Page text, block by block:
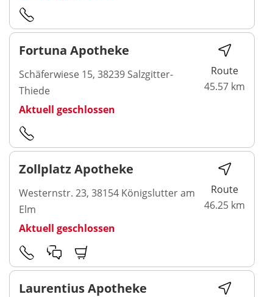
Fortuna Apotheke
Schäferwiese 15, 38239 Salzgitter-
Thiede
Aktuell geschlossen
Route
45.57 km
Zollplatz Apotheke
Westernstr. 23, 38154 Königslutter am
Elm
Aktuell geschlossen
Route
46.25 km
Laurentius Apotheke